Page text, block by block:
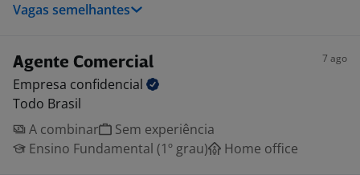
Vagas semelhantes
Agente Comercial 7 ago
Empresa confidencial
Todo Brasil
A combinar
Sem experiência
Ensino Fundamental (1º grau)
Home office